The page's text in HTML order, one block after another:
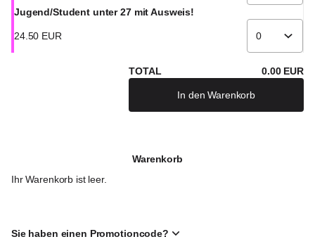
Jugend/Student unter 27 mit Ausweis!
24. 50 EUR
TOTAL 0.00 EUR
In den Warenkorb
Warenkorb
Ihr Warenkorb ist leer.
Sie haben einen Promotioncode?